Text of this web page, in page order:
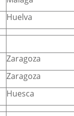
Huelva
Zaragoza
Zaragoza
Huesca